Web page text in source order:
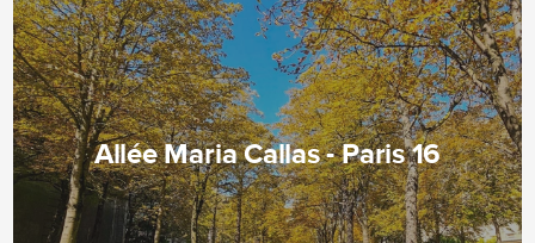
Allée Maria Callas - Paris 16